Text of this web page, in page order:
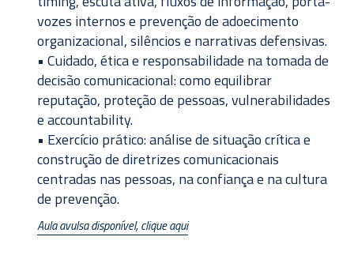
vozes internos e prevenção de adoecimento
organizacional, silêncios e narrativas defensivas.
• Cuidado, ética e responsabilidade na tomada de
decisão comunicacional: como equilibrar
reputação, proteção de pessoas, vulnerabilidades
e accountability.
• Exercício prático: análise de situação crítica e
construção de diretrizes comunicacionais
centradas nas pessoas, na confiança e na cultura
de prevenção.
Aula avulsa disponível, clique aqui